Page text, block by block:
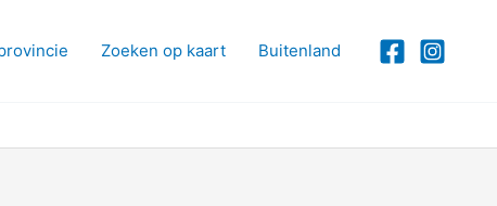
Zoeken op kaart Buitenland